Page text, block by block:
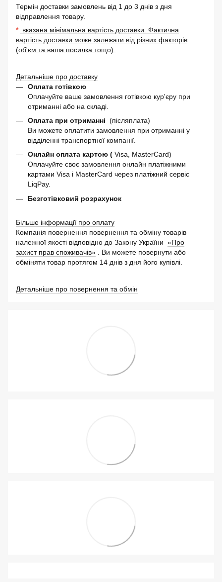
Термін доставки замовлень від 1 до 3 днів з дня
відправлення товару.
* вказана мінімальна вартість доставки. Фактична
вартість доставки може залежати від різних факторів
(об'єм та ваша посилка тощо).
Детальніше про доставку
Оплата готівкою
Оплачуйте ваше замовлення готівкою кур'єру при
отриманні або на складі.
Оплата при отриманні (післяплата)
Ви можете оплатити замовлення при отриманні у
відділенні транспортної компанії.
Онлайн оплата картою ( Visa, MasterCard)
Оплачуйте своє замовлення онлайн платіжними
картами Visa і MasterCard через платіжний сервіс
LiqPay.
Безготівковий розрахунок
Більше інформації про оплату
Компанія повернення повернення та обміну товарів
належної якості відповідно до Закону України «Про
захист прав споживачів» . Ви можете повернути або
обміняти товар протягом 14 днів з дня його купівлі.
Детальніше про повернення та обмін